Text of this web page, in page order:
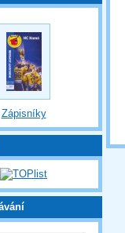
Zápisníky